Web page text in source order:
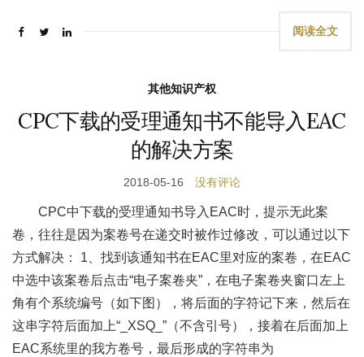
阅读全文
其他知识产权
CPC下载的受理通知书不能导入EAC
的解决方案
2018-05-16 没有评论
CPC中下载的受理通知书导入EAC时，提示无此案
卷，往往是因为案卷号在递交时被作过修改，可以通过以下
方式解决： 1、找到该通知书在EAC里对应的案卷，在EAC
中选中该案卷后点击“电子案卷夹”，在电子案卷夹窗口左上
角有个系统编号（如下图），将后面的字符记下来，然后在
这串字符后面加上“_XSQ_”（不含引号），接着在后面加上
EAC系统里的我方卷号，最后形成的字符串为